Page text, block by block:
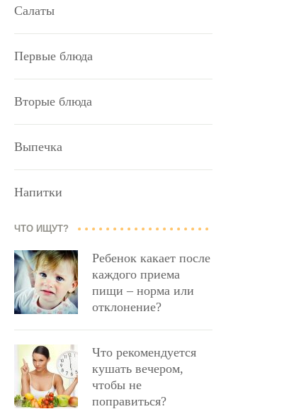
Салаты
Первые блюда
Вторые блюда
Выпечка
Напитки
ЧТО ИЩУТ?
Ребенок какает после
каждого приема
пищи – норма или
отклонение?
Что рекомендуется
кушать вечером,
чтобы не
поправиться?